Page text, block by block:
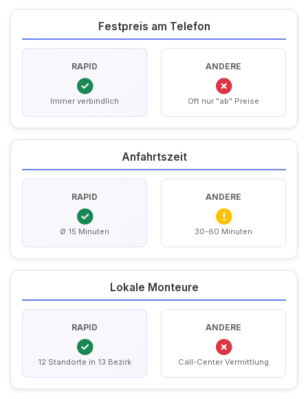
Festpreis am Telefon
RAPID
Immer verbindlich
ANDERE
Oft nur "ab" Preise
Anfahrtszeit
RAPID
Ø 15 Minuten
ANDERE
30-60 Minuten
Lokale Monteure
RAPID
12 Standorte in 13 Bezirk
ANDERE
Call-Center Vermittlung